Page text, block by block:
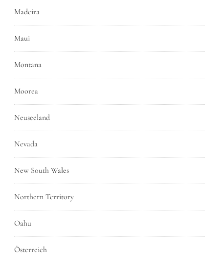
Madeira
Maui
Montana
Moorea
Neuseeland
Nevada
New South Wales
Northern Territory
Oahu
Österreich